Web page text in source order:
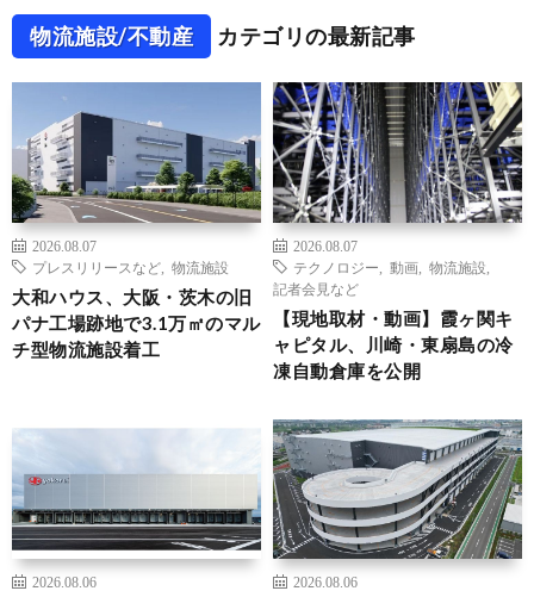
物流施設/不動産 カテゴリの最新記事
2026.08.07
プレスリリースなど
物流施設
大和ハウス、大阪・茨木の旧
パナ工場跡地で3.1万㎡のマル
チ型物流施設着工
2026.08.07
テクノロジー
動画 物流施設
記者会見など
【現地取材・動画】霞ヶ関キ
ャピタル、川崎・東扇島の冷
凍自動倉庫を公開
2026.08.06
2026.08.06